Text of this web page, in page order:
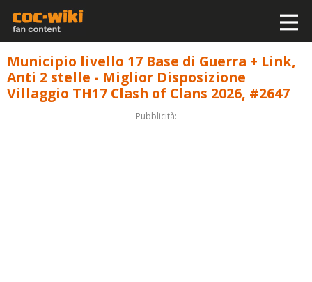
Municipio livello 17 Base di Guerra + Link,
Anti 2 stelle - Miglior Disposizione
Villaggio TH17 Clash of Clans 2026, #2647
Pubblicità: